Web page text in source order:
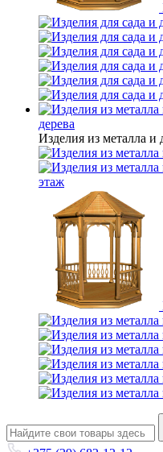
дерева
Изделия из металла и
этаж